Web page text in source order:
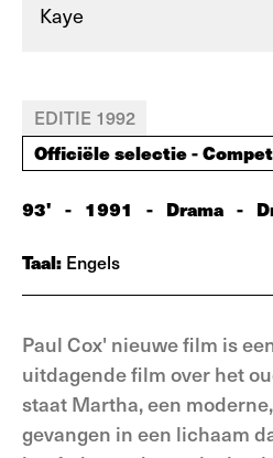
Kaye
EDITIE 1992
Officiële selectie -
93' - 1991 - Drama -
Taal: Engels
Paul Cox' nieuwe film is
uitdagende film over het
staat Martha, een
gevangen in een lichaam